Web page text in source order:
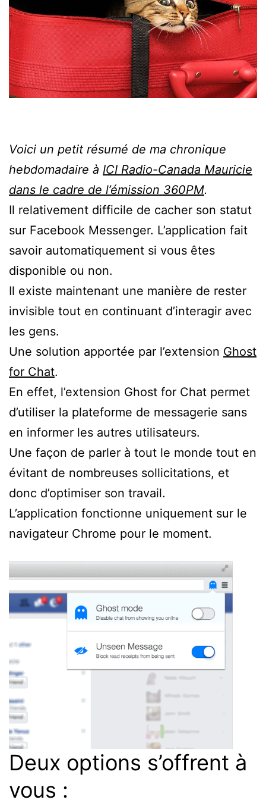
Voici un petit résumé de ma chronique
hebdomadaire à ICI Radio-Canada Mauricie
dans le cadre de l’émission 360PM.
Il relativement difficile de cacher son statut
sur Facebook Messenger. L’application fait
savoir automatiquement si vous êtes
disponible ou non.
Il existe maintenant une manière de rester
invisible tout en continuant d’interagir avec
les gens.
Une solution apportée par l’extension Ghost
for Chat.
En effet, l’extension Ghost for Chat permet
d’utiliser la plateforme de messagerie sans
en informer les autres utilisateurs.
Une façon de parler à tout le monde tout en
évitant de nombreuses sollicitations, et
donc d’optimiser son travail.
L’application fonctionne uniquement sur le
navigateur Chrome pour le moment.
Deux options s’offrent à
vous :